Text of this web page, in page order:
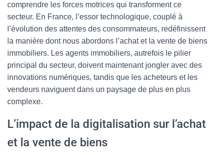
comprendre les forces motrices qui transforment ce
secteur. En France, l’essor technologique, couplé à
l’évolution des attentes des consommateurs, redéfinissent
la manière dont nous abordons l’achat et la vente de biens
immobiliers. Les agents immobiliers, autrefois le pilier
principal du secteur, doivent maintenant jongler avec des
innovations numériques, tandis que les acheteurs et les
vendeurs naviguent dans un paysage de plus en plus
complexe.
L’impact de la digitalisation sur l’achat
et la vente de biens